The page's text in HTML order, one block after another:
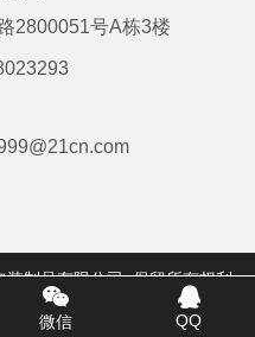
2800051号A栋3楼
装制品有限公司保留所有权利
微信 QQ